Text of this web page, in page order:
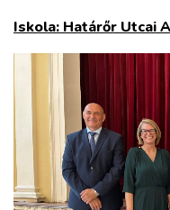
Iskola: Határőr Utcai